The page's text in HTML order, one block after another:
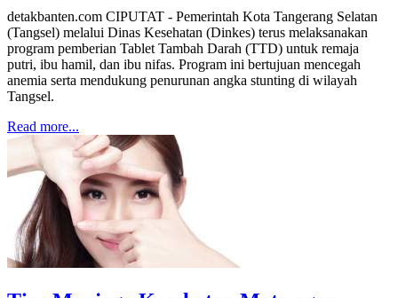
detakbanten.com CIPUTAT - Pemerintah Kota Tangerang Selatan
(Tangsel) melalui Dinas Kesehatan (Dinkes) terus melaksanakan
program pemberian Tablet Tambah Darah (TTD) untuk remaja
putri, ibu hamil, dan ibu nifas. Program ini bertujuan mencegah
anemia serta mendukung penurunan angka stunting di wilayah
Tangsel.
Read more...